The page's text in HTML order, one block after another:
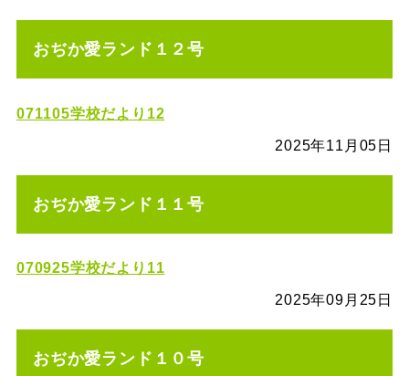
おぢか愛ランド１２号
071105学校だより12
2025年11月05日
おぢか愛ランド１１号
070925学校だより11
2025年09月25日
おぢか愛ランド１０号